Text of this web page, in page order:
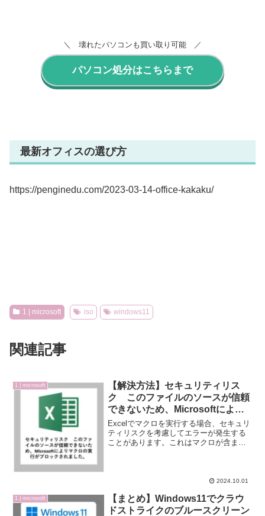
＼ 壊れたパソコンも買い取り可能 ／
パソコン処分はこちらまで
最新オフィスの選び方
https://penginedu.com/2023-03-14-office-kakaku/
1 | microsoft iso windows11
関連記事
1 | microsoft
【解決方法】セキュリティリス
ク このファイルのソースが信頼
できないため、Microsoftにより
マクロの実行がブロックされまし
た【excel】
Excelでマクロを実行する場合、セキュリ
ティリスクを考慮してエラーが発生する
ことがあります。これはマクロが含まれ
2024.10.01
1 | microsoft
【まとめ】Windows11でクラウ
ドストライクのブルースクリーン